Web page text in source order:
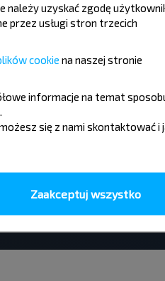
Wieczór +18°C
należy uzyskać zgodę
przez usługi stron trzecich
cookie na naszej stronie
informacje na temat
się z nami skontaktować i
Zaakceptuj wszystko